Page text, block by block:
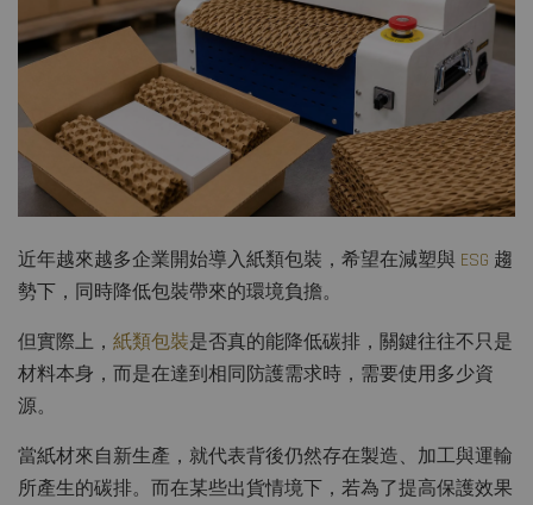
近年越來越多企業開始導入紙類包裝，希望在減塑與 ESG 趨
勢下，同時降低包裝帶來的環境負擔。
但實際上， 紙類包裝是否真的能降低碳排，關鍵往往不只是
材料本身，而是在達到相同防護需求時，需要使用多少資
源。
當紙材來自新生產，就代表背後仍然存在製造、加工與運輸
所產生的碳排。而在某些出貨情境下，若為了提高保護效果